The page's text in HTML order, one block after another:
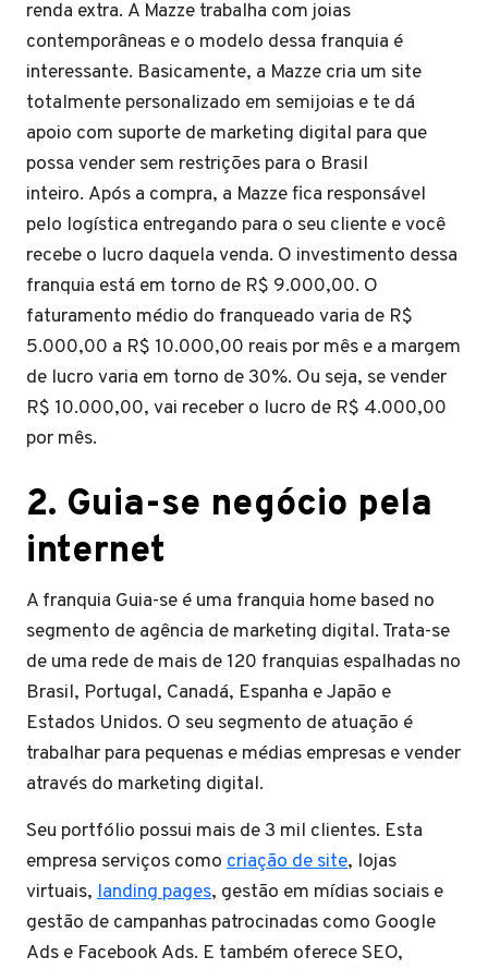
renda extra. A Mazze trabalha com joias
contemporâneas e o modelo dessa franquia é
interessante. Basicamente, a Mazze cria um site
totalmente personalizado em semijoias e te dá
apoio com suporte de marketing digital para que
possa vender sem restrições para o Brasil
inteiro. Após a compra, a Mazze fica responsável
pelo logística entregando para o seu cliente e você
recebe o lucro daquela venda. O investimento dessa
franquia está em torno de R$ 9.000,00. O
faturamento médio do franqueado varia de R$
5.000,00 a R$ 10.000,00 reais por mês e a margem
de lucro varia em torno de 30%. Ou seja, se vender
R$ 10.000,00, vai receber o lucro de R$ 4.000,00
por mês.
2. Guia-se negócio pela
internet
A franquia Guia-se é uma franquia home based no
segmento de agência de marketing digital. Trata-se
de uma rede de mais de 120 franquias espalhadas no
Brasil, Portugal, Canadá, Espanha e Japão e
Estados Unidos. O seu segmento de atuação é
trabalhar para pequenas e médias empresas e vender
através do marketing digital.
Seu portfólio possui mais de 3 mil clientes. Esta
empresa serviços como criação de site, lojas
virtuais, landing pages, gestão em mídias sociais e
gestão de campanhas patrocinadas como Google
Ads e Facebook Ads. E também oferece SEO,